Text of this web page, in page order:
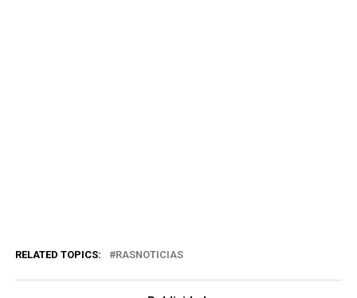
RELATED TOPICS: RASNOTICIAS